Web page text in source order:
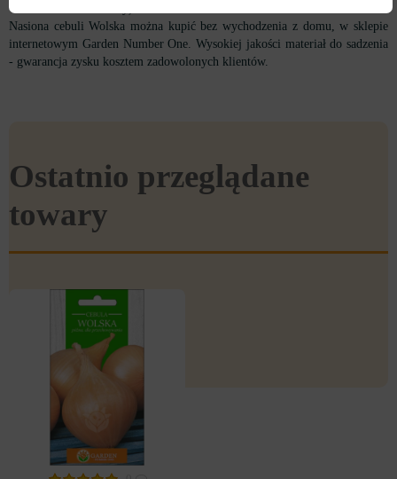
Nasiona cebuli Wolska można kupić bez wychodzenia z domu, w sklepie
internetowym Garden Number One. Wysokiej jakości materiał do sadzenia
- gwarancja zysku kosztem zadowolonych klientów.
Ostatnio przeglądane
towary